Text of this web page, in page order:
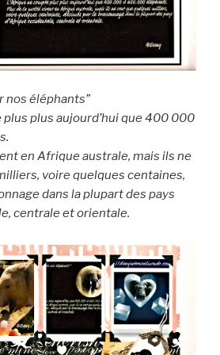
nos éléphants”
plus plus aujourd’hui que 400 000
en Afrique australe, mais ils ne
voire quelques centaines,
dans la plupart des pays
centrale et orientale.